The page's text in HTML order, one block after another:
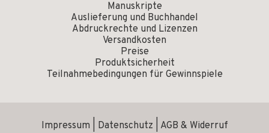
Manuskripte
Auslieferung und Buchhandel
Abdruckrechte und Lizenzen
Versandkosten
Preise
Produktsicherheit
Teilnahmebedingungen für Gewinnspiele
Impressum Datenschutz AGB & Widerruf